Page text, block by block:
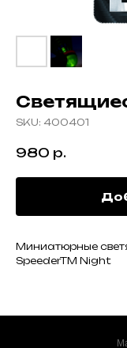
SKU: 400401
980 р.
Миниатюрные
SpeederTM Night